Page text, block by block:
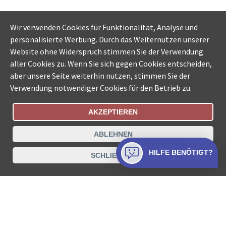
Bestellungsstatus Ämtersuche der Schweiz
Datenschutz Impressum Nutzungsbestimmungen
Kontakt
Wir verwenden Cookies für Funktionalität, Analyse und
personalisierte Werbung. Durch das Weiternutzen unserer
Website ohne Widerspruch stimmen Sie der Verwendung
aller Cookies zu. Wenn Sie sich gegen Cookies entscheiden,
aber unsere Seite weiterhin nutzen, stimmen Sie der
Verwendung notwendiger Cookies für den Betrieb zu.
AKZEPTIEREN
ABLEHNEN
SCHLIESSEN HILFE BENÖTIGT?